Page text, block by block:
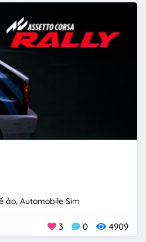
ảo Automobile Sim
3 0 4909